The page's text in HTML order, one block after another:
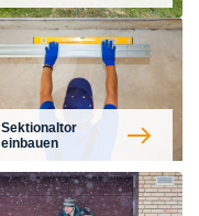
Sektionaltor
einbauen